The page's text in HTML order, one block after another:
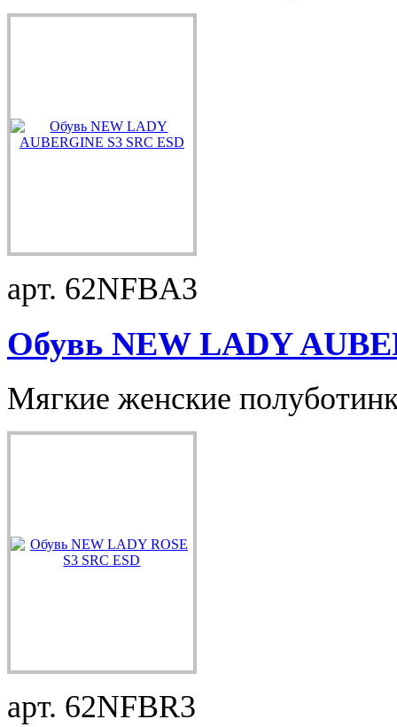
арт. 62NFBA3
Обувь NEW LADY
Мягкие женские
арт. 62NFBR3